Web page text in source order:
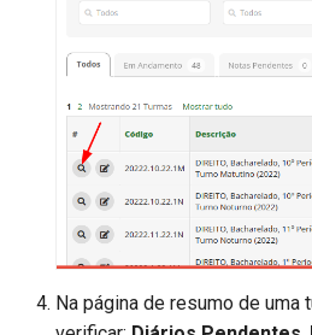
Na página de resumo de uma